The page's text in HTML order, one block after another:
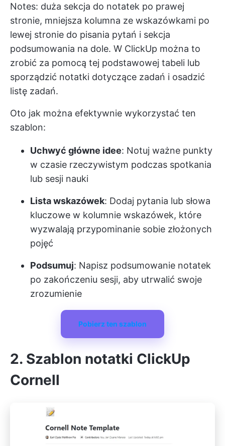
Notes: duża sekcja do notatek po prawej
stronie, mniejsza kolumna ze wskazówkami po
lewej stronie do pisania pytań i sekcja
podsumowania na dole. W ClickUp można to
zrobić za pomocą tej podstawowej tabeli lub
sporządzić notatki dotyczące zadań i osadzić
listę zadań.
Oto jak można efektywnie wykorzystać ten
szablon:
Uchwyć główne idee: Notuj ważne punkty
w czasie rzeczywistym podczas spotkania
lub sesji nauki
Lista wskazówek: Dodaj pytania lub słowa
kluczowe w kolumnie wskazówek, które
wyzwalają przypominanie sobie złożonych
pojęć
Podsumuj: Napisz podsumowanie notatek
po zakończeniu sesji, aby utrwalić swoje
zrozumienie
Pobierz ten szablon
2. Szablon notatki ClickUp
Cornell